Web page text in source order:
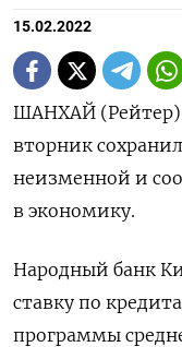
15.02.2022
ШАНХАЙ (Рейтер)
вторник
неизменной и
в экономику.
Народный банк
ставку по
программы